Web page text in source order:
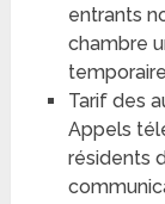
entrants
chambre
Tarif des
Appels
résidents